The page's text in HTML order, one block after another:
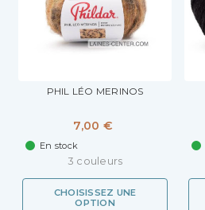
PHIL LÉO MERINOS
7,00 €
En stock
3 couleurs
CHOISISSEZ UNE
OPTION